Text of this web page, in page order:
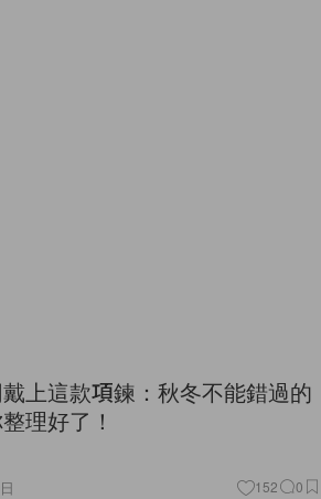
上這款項鍊：秋冬不能錯過的
理好了！
152 0